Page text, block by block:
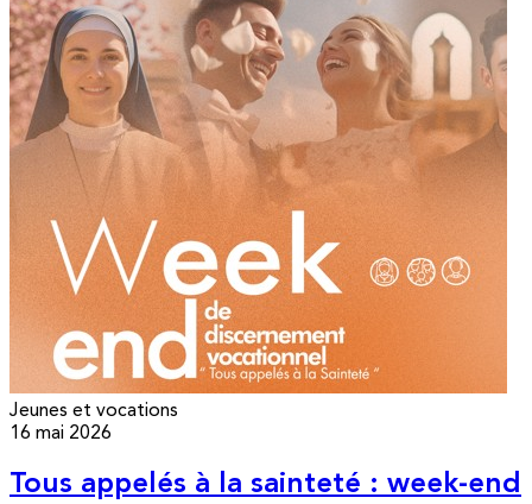
Jeunes et vocations
16 mai 2026
Tous appelés à la sainteté : week-end